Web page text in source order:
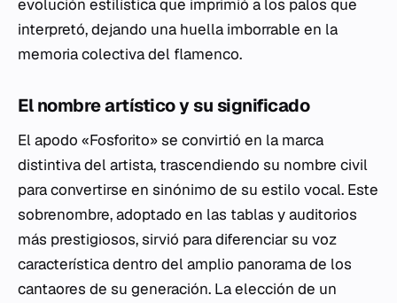
evolución estilística que imprimió a los palos que
interpretó, dejando una huella imborrable en la
memoria colectiva del flamenco.
El nombre artístico y su significado
El apodo «Fosforito» se convirtió en la marca
distintiva del artista, trascendiendo su nombre civil
para convertirse en sinónimo de su estilo vocal. Este
sobrenombre, adoptado en las tablas y auditorios
más prestigiosos, sirvió para diferenciar su voz
característica dentro del amplio panorama de los
cantaores de su generación. La elección de un